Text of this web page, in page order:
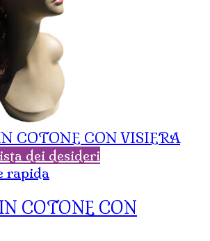
dei desideri
rapida
COTONE CON